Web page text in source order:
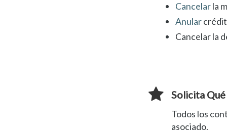
Cancelarla
Anular
Cancelar la
Solicita
Todos los
asociado.